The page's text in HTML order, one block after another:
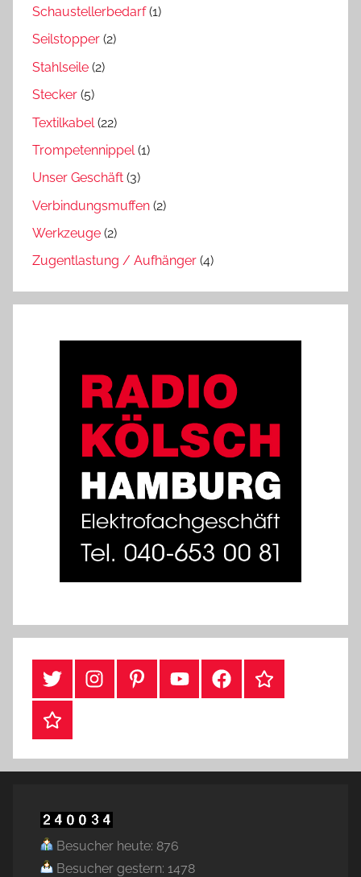
Schaustellerbedarf(1)
Seilstopper (2)
Stahlseile (2)
Stecker (5)
Textilkabel (22)
Trompetennippel(1)
Unser Geschäft (3)
Verbindungsmuffen (2)
Werkzeuge (2)
Zugentlastung / Aufhänger (4)
#TwitterInstagramPinterestYouTubeFacebookTikTok
Webshop
Besucher heute: 876
Besucher gestern: 1478